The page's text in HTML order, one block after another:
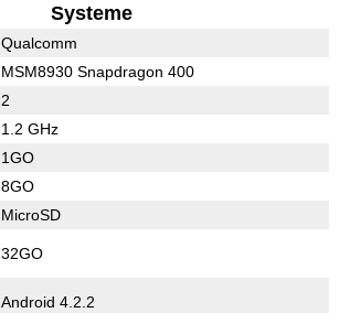
Systeme
Qualcomm
MSM8930 Snapdragon 400
2
1.2 GHz
1GO
8GO
MicroSD
32GO
Android 4.2.2